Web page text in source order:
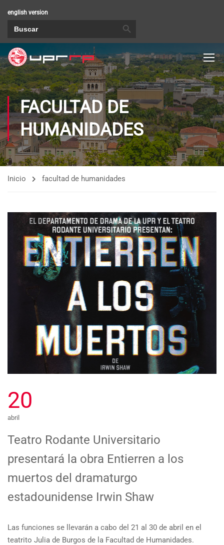
english version
FACULTAD DE
HUMANIDADES
Inicio facultad de humanidades
20
abril
Teatro Rodante Universitario
presentará la obra Entierren a los
muertos del dramaturgo
estadounidense Irwin Shaw
Las funciones se llevarán a cabo del 21 al 30 de abril en el
teatrito Julia de Burgos de la Facultad de Humanidades.